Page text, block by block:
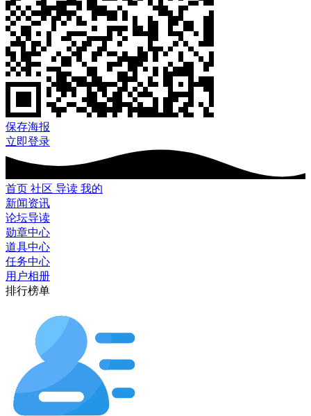
保存海报
立即登录
首页 社区 导读 我的
新闻资讯
论坛导读
勋章中心
道具中心
任务中心
用户相册
排行榜单